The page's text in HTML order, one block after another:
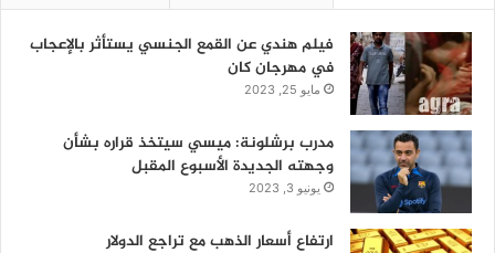
فيلم هندي عن القمع الجنسي يستأثر بالإعجاب
في مهرجان كان
مايو 25, 2023
مدرب برشلونة: ميسي سيتخذ قراره بشأن
وجهته الجديدة الأسبوع المقبل
يونيو 3, 2023
ارتفاع أسعار الذهب مع تراجع الدولار